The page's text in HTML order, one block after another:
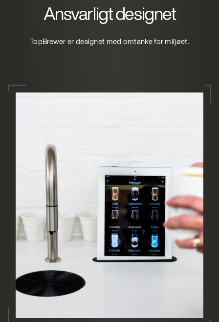
Ansvarligt designet
TopBrewer er designet med omtanke for miljøet.